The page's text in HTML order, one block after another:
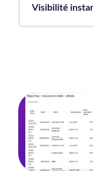
Visibilité